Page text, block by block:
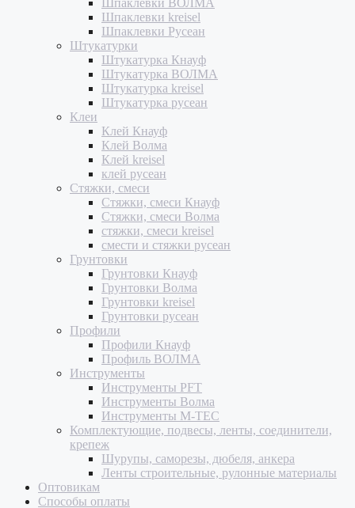
Шпаклевки ВОЛМА
Шпаклевки kreisel
Шпаклевки Русеан
Штукатурки
Штукатурка Кнауф
Штукатурка ВОЛМА
Штукатурка kreisel
Штукатурка русеан
Клеи
Клей Кнауф
Клей Волма
Клей kreisel
клей русеан
Стяжки, смеси
Стяжки, смеси Кнауф
Стяжки, смеси Волма
стяжки, смеси kreisel
смести и стяжки русеан
Грунтовки
Грунтовки Кнауф
Грунтовки Волма
Грунтовки kreisel
Грунтовки русеан
Профили
Профили Кнауф
Профиль ВОЛМА
Инструменты
Инструменты PFT
Инструменты Волма
Инструменты M-TEC
Комплектующие, подвесы, ленты, соединители,
крепеж
Шурупы, саморезы, дюбеля, анкера
Ленты строительные, рулонные материалы
Оптовикам
Способы оплаты